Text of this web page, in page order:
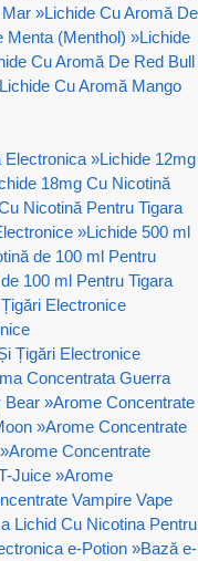
»Lichide Cu Aromă De
Menta (Menthol) »Lichide
Cu Aromă De Red Bull
Lichide Cu Aromă Mango
Electronica »Lichide 12mg
18mg Cu Nicotină
Nicotină Pentru Tigara
»Lichide 500 ml
de 100 ml Pentru
100 ml Pentru Tigara
Electronice
Țigări Electronice
Concentrata Guerra
Bear »Arome Concentrate
»Arome Concentrate
»Arome Concentrate
Juice »Arome
Vampire Vape
Lichid Cu Nicotina Pentru
e-Potion »Bază e-